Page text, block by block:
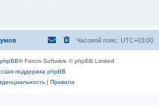
Часовой пояс: UTC+03:00
phpBB® Forum Software © phpBB Limited
поддержка phpBB
| Правила